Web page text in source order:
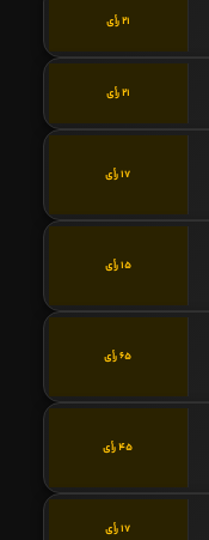
21 رأی
21 رأی
17 رأی
15 رأی
65 رأی
45 رأی
17 رأی